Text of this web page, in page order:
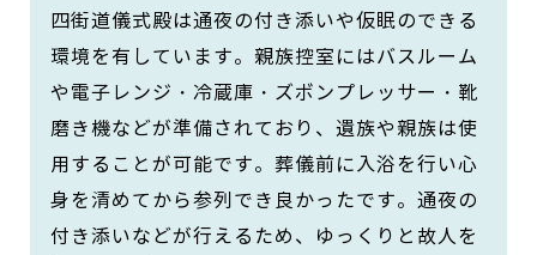
四街道儀式殿は通夜の付き添いや仮眠のできる
環境を有しています。親族控室にはバスルーム
や電子レンジ・冷蔵庫・ズボンプレッサー・靴
磨き機などが準備されており、遺族や親族は使
用することが可能です。葬儀前に入浴を行い心
身を清めてから参列でき良かったです。通夜の
付き添いなどが行えるため、ゆっくりと故人を